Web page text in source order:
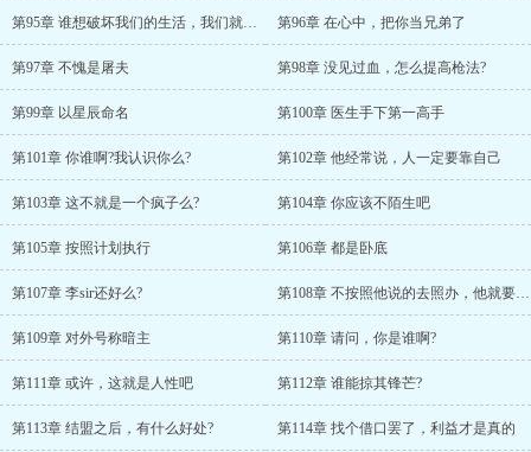
第95章 谁想破坏我们的生活，我们就干他 第96章 在心中，把你当兄弟了
第97章 不愧是屠夫 第98章 没见过血，怎么提高枪法?
第99章 以星辰命名 第100章 医生手下第一高手
第101章 你谁啊?我认识你么? 第102章 他经常说，人一定要靠自己
第103章 这不就是一个疯子么? 第104章 你应该不陌生吧
第105章 按照计划执行 第106章 都是卧底
第107章 李sir还好么? 第108章 不按照他说的去照办，他就要干掉我
第109章 对外号称暗主 第110章 请问，你是谁啊?
第111章 或许，这就是人性吧 第112章 谁能掠其锋芒?
第113章 结盟之后，有什么好处? 第114章 找个借口罢了，利益才是真的